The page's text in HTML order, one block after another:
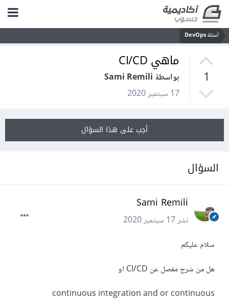
أسئلة DevOps
1
ماهي CI/CD
بواسطة Sami Remili
17 سبتمبر 2020
أجب على هذا السؤال
السؤال
Sami Remili
نشر17 سبتمبر 2020
سلام عليكم
هل من شرح مفصل عن CI/CD او
continuous integration and or continuous